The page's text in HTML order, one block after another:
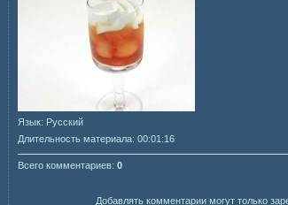
Язык: Русский
Длительность материала: 00:01:16
Всего комментариев: 0
Добавлять комментарии могут только